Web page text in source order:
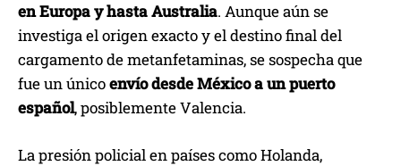
en Europa y hasta Australia. Aunque aún se
investiga el origen exacto y el destino final del
cargamento de metanfetaminas, se sospecha que
fue un únicoenvío desde México a un puerto
español, posiblemente Valencia.
La presión policial en países como Holanda,